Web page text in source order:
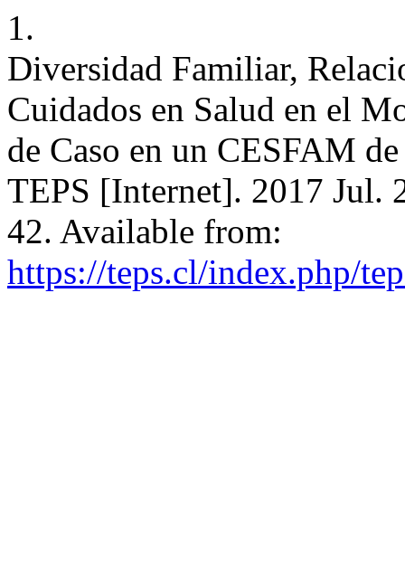
1.
Diversidad Familiar,
Cuidados en Salud en el
de Caso en un CESFAM
TEPS [Internet]. 2017 Jul.
42. Available from:
https://teps.cl/index.php/